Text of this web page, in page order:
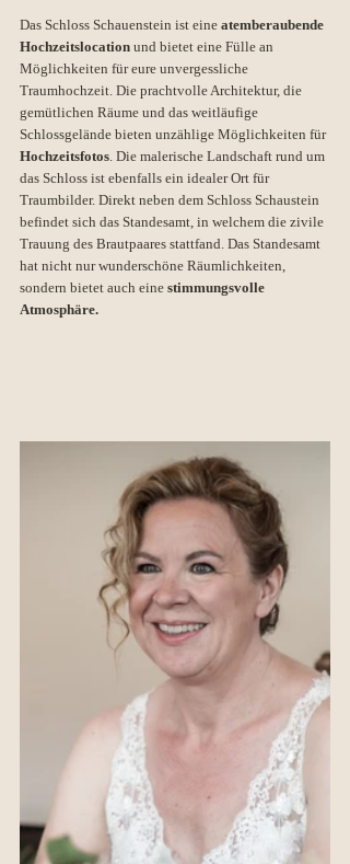
Das Schloss Schauenstein ist eine atemberaubende
Hochzeitslocation und bietet eine Fülle an
Möglichkeiten für eure unvergessliche
Traumhochzeit. Die prachtvolle Architektur, die
gemütlichen Räume und das weitläufige
Schlossgelände bieten unzählige Möglichkeiten für
Hochzeitsfotos. Die malerische Landschaft rund um
das Schloss ist ebenfalls ein idealer Ort für
Traumbilder. Direkt neben dem Schloss Schaustein
befindet sich das Standesamt, in welchem die zivile
Trauung des Brautpaares stattfand. Das Standesamt
hat nicht nur wunderschöne Räumlichkeiten,
sondern bietet auch eine stimmungsvolle
Atmosphäre.